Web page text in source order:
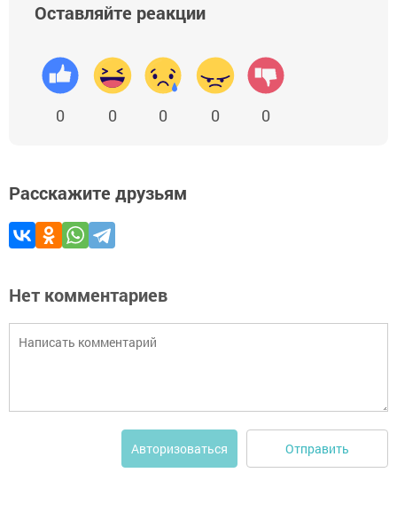
Оставляйте реакции
0 0 0 0 0
Расскажите друзьям
Нет комментариев
Авторизоваться Отправить